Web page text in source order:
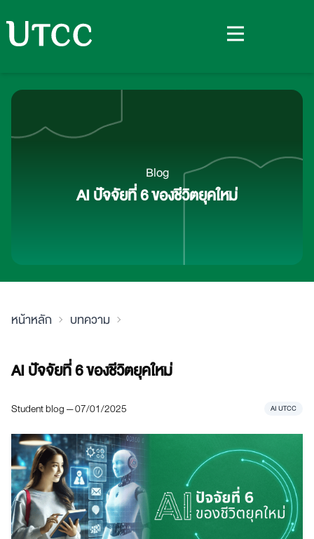
Blog
AI ปัจจัยที่ 6 ของชีวิตยุคใหม่
หน้าหลัก บทความ
AI ปัจจัยที่ 6 ของชีวิตยุคใหม่
Student blog — 07/01/2025 AI UTCC